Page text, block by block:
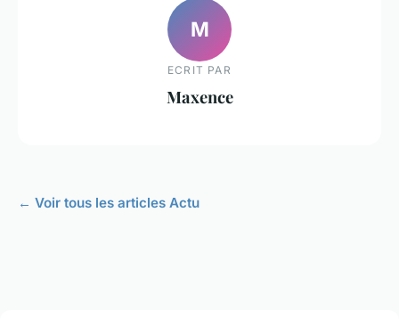
M
ECRIT PAR
Maxence
← Voir tous les articles Actu